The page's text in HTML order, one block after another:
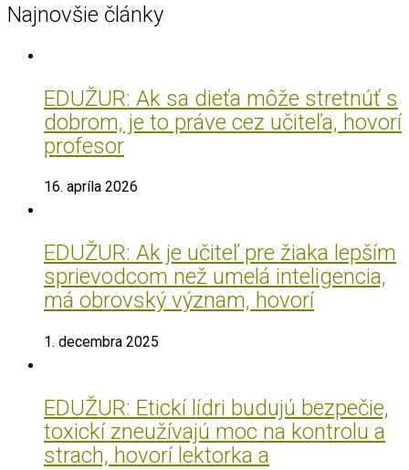
Najnovšie články
EDUŽUR: Ak sa dieťa môže stretnúť s
dobrom, je to práve cez učiteľa, hovorí
profesor
16. apríla 2026
EDUŽUR: Ak je učiteľ pre žiaka lepším
sprievodcom než umelá inteligencia,
má obrovský význam, hovorí
1. decembra 2025
EDUŽUR: Etickí lídri budujú bezpečie,
toxickí zneužívajú moc na kontrolu a
strach, hovorí lektorka a